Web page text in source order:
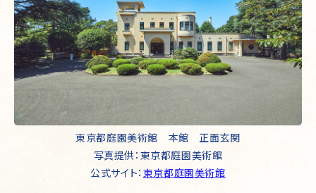
東京都庭園美術館 本館 正面玄関
写真提供：東京都庭園美術館
公式サイト： 東京都庭園美術館